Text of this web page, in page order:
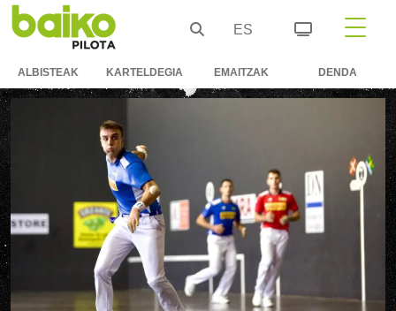
ES
ALBISTEAK KARTELDEGIA EMAITZAK DENDA